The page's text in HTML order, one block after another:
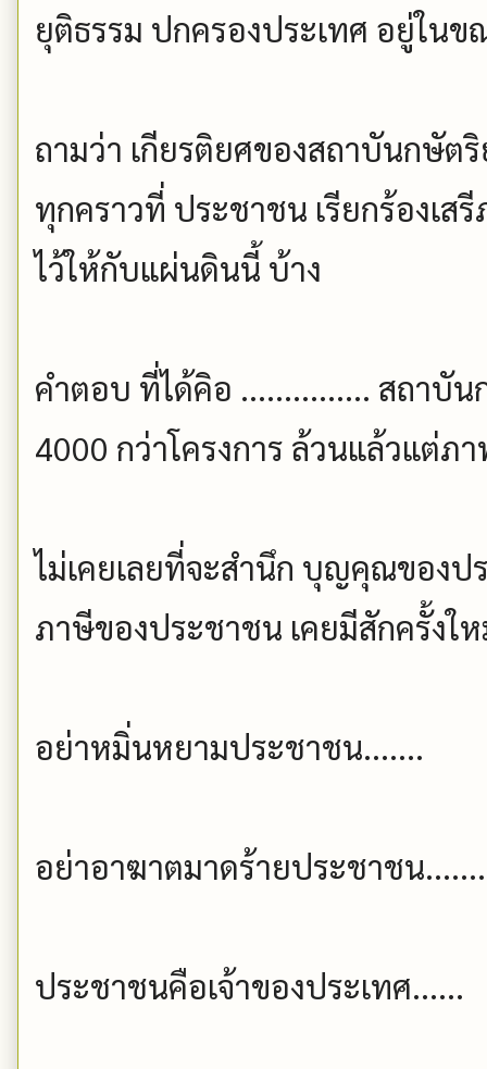
ยุติธรรม ปกครองประเทศ อยู่ใน
ถามว่า เกียรติยศของสถาบันกษัต
ทุกคราวที่ ประชาชน เรียกร้องเส
ไว้ให้กับแผ่นดินนี้ บ้าง
คำตอบ ที่ได้คิอ ............... สถาบัน
4000 กว่าโครงการ ล้วนแล้วแต่ภ
ไม่เคยเลยที่จะสำนึก บุญคุณของป
ภาษีของประชาชน เคยมีสักครั้งใ
อย่าหมิ่นหยามประชาชน.......
อย่าอาฆาตมาดร้ายประชาชน
ประชาชนคือเจ้าของประเทศ......